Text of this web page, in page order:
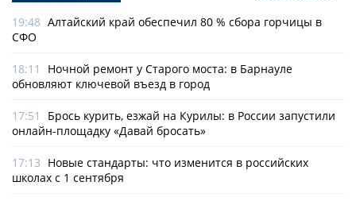
19:48 Алтайский край обеспечил 80 % сбора горчицы в
СФО
18:11
Ночной ремонт у Старого моста: в Барнауле
обновляют ключевой въезд в город
17:51
Брось курить, езжай на Курилы: в России запустили
онлайн-­площадку «Давай бросать»
17:13 Новые стандарты: что изменится в российских
школах с 1 сентября